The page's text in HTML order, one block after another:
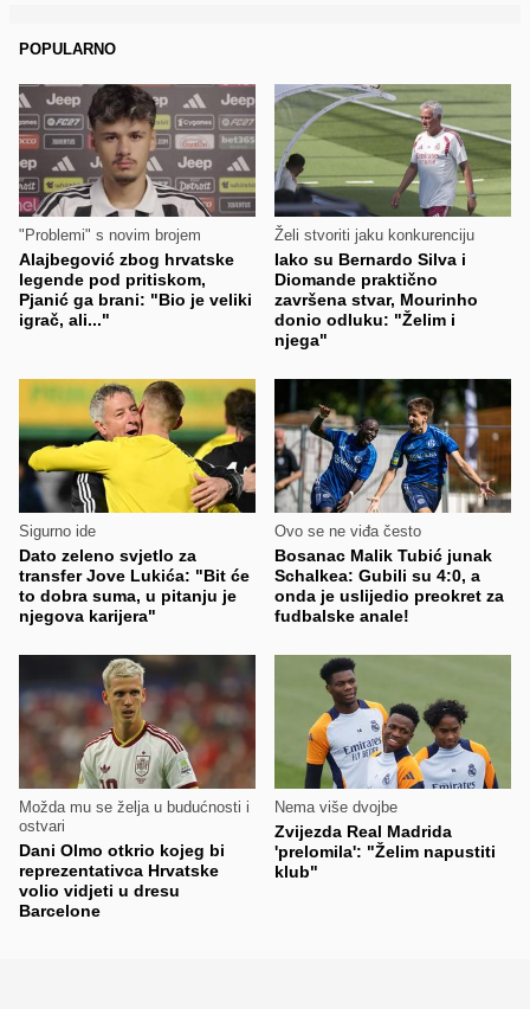
POPULARNO
"Problemi" s novim brojem
Alajbegović zbog hrvatske
legende pod pritiskom,
Pjanić ga brani: "Bio je veliki
igrač, ali..."
Želi stvoriti jaku konkurenciju
Iako su Bernardo Silva i
Diomande praktično
završena stvar, Mourinho
donio odluku: "Želim i
njega"
Sigurno ide
Dato zeleno svjetlo za
transfer Jove Lukića: "Bit će
to dobra suma, u pitanju je
njegova karijera"
Ovo se ne viđa često
Bosanac Malik Tubić junak
Schalkea: Gubili su 4:0, a
onda je uslijedio preokret za
fudbalske anale!
Možda mu se želja u budućnosti i
ostvari
Dani Olmo otkrio kojeg bi
reprezentativca Hrvatske
volio vidjeti u dresu
Barcelone
Nema više dvojbe
Zvijezda Real Madrida
'prelomila': "Želim napustiti
klub"